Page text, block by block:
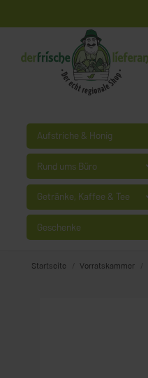
Aufstriche & Honig
Rund ums Büro
Getränke, Kaffee & Tee
Geschenke
Startseite Vorratskammer